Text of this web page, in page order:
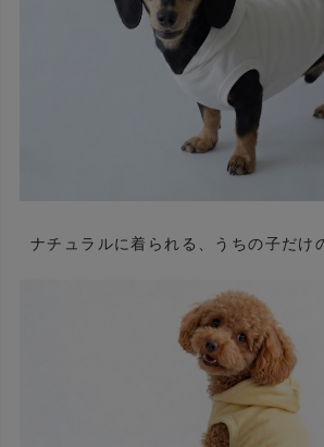
ナチュラルに着られる、うちの子だけ